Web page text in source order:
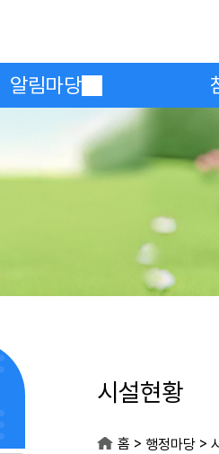
알림마당
시설현황
홈 > 행정마당 >